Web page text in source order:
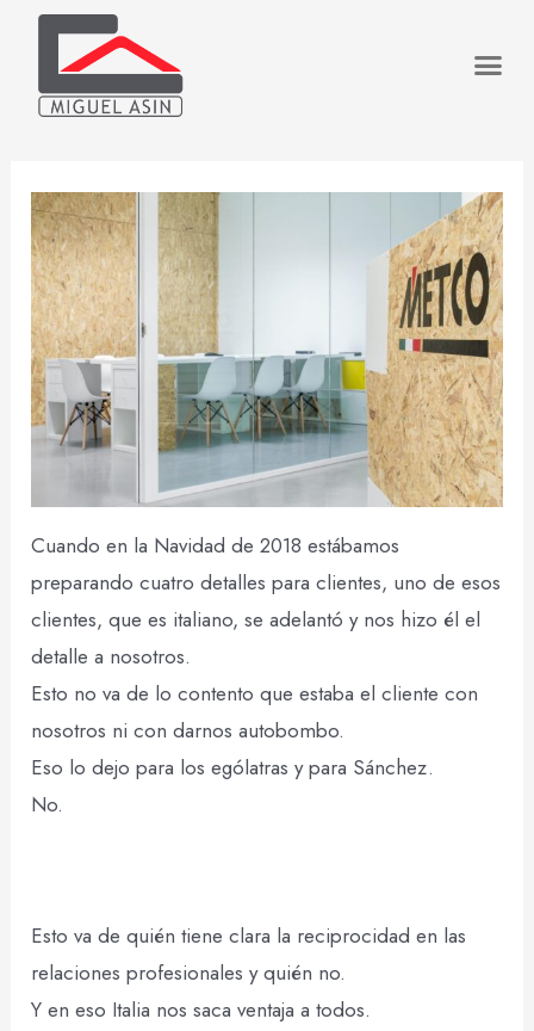
Cuando en la Navidad de 2018 estábamos
preparando cuatro detalles para clientes, uno de esos
clientes, que es italiano, se adelantó y nos hizo él el
detalle a nosotros.
Esto no va de lo contento que estaba el cliente con
nosotros ni con darnos autobombo.
Eso lo dejo para los ególatras y para Sánchez.
No.
Esto va de quién tiene clara la reciprocidad en las
relaciones profesionales y quién no.
Y en eso Italia nos saca ventaja a todos.